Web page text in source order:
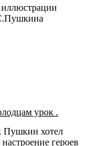
урок .
Пушкин хотел
героев